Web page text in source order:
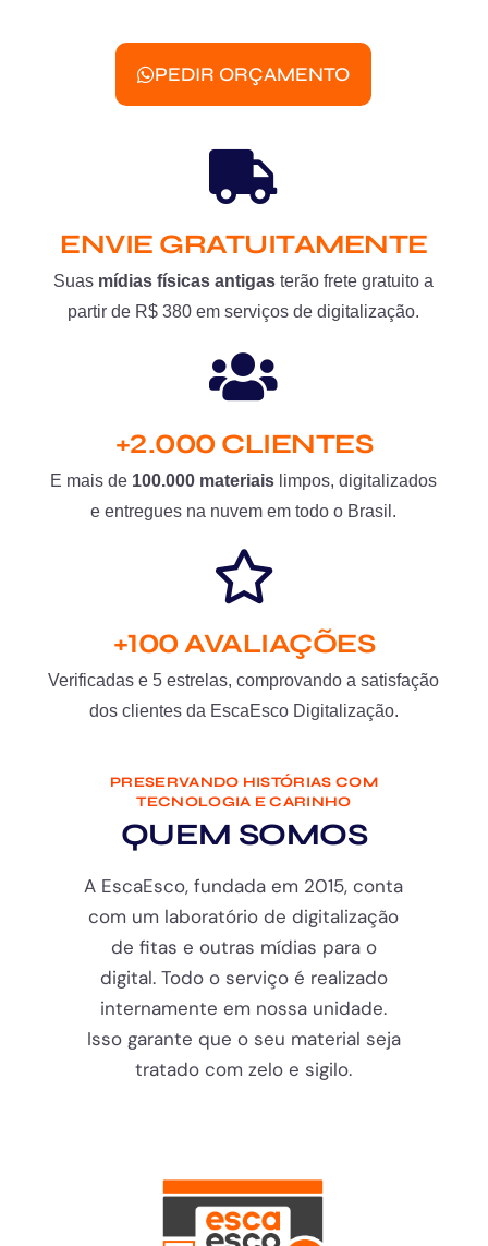
PEDIR ORÇAMENTO
ENVIE GRATUITAMENTE
Suas mídias físicas antigas terão frete gratuito a
partir de R$ 380 em serviços de digitalização.
+2.000 CLIENTES
E mais de 100.000 materiais limpos, digitalizados
e entregues na nuvem em todo o Brasil.
+100 AVALIAÇÕES
Verificadas e 5 estrelas, comprovando a satisfação
dos clientes da EscaEsco Digitalização.
PRESERVANDO HISTÓRIAS COM
TECNOLOGIA E CARINHO
QUEM SOMOS
A EscaEsco, fundada em 2015, conta
com um laboratório de digitalização
de fitas e outras mídias para o
digital. Todo o serviço é realizado
internamente em nossa unidade.
Isso garante que o seu material seja
tratado com zelo e sigilo.